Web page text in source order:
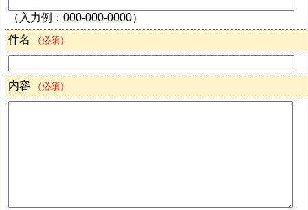
（入力例：000-000-0000）
件名
（必須）
内容 （必須）